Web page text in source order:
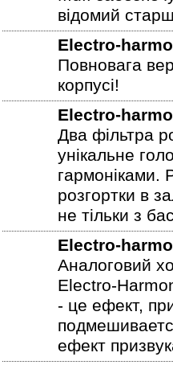
відомий
Electro-
Повновага
корпусі!
Electro-
Два фільтра
унікальне
гармоніками.
розгортки в
не тільки з
Electro-
Аналоговий
Electro-
- це ефект,
ефект